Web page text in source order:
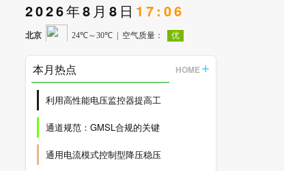
2026年8月8日 17:06
本月热点 HOME
利用高性能电压监控器提高工
通道规范：GMSL合规的关键
通用电流模式控制型降压稳压